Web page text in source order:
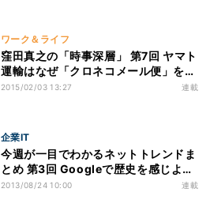
ワーク＆ライフ
窪田真之の「時事深層」 第7回 ヤマト
運輸はなぜ「クロネコメール便」を廃
止するのか?
2015/02/03 13:27 連載
企業IT
今週が一目でわかるネットトレンドま
とめ 第3回 Googleで歴史を感じよう
/ 不正アクセス / ヤマト運輸 / 日米
2013/08/24 10:00 連載